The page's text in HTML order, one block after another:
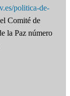
politica-de-
Comité de
la Paz número